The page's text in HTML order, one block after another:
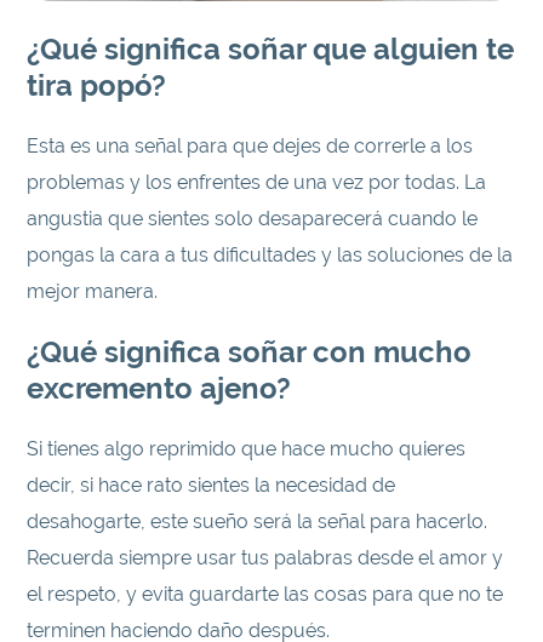
¿Qué significa soñar que alguien te
tira popó?
Esta es una señal para que dejes de correrle a los
problemas y los enfrentes de una vez por todas. La
angustia que sientes solo desaparecerá cuando le
pongas la cara a tus dificultades y las soluciones de la
mejor manera.
¿Qué significa soñar con mucho
excremento ajeno?
Si tienes algo reprimido que hace mucho quieres
decir, si hace rato sientes la necesidad de
desahogarte, este sueño será la señal para hacerlo.
Recuerda siempre usar tus palabras desde el amor y
el respeto, y evita guardarte las cosas para que no te
terminen haciendo daño después.